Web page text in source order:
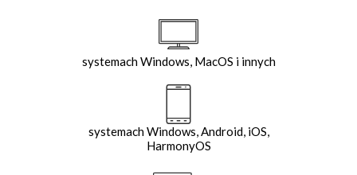
systemach Windows, MacOS i innych
systemach Windows, Android, iOS,
HarmonyOS